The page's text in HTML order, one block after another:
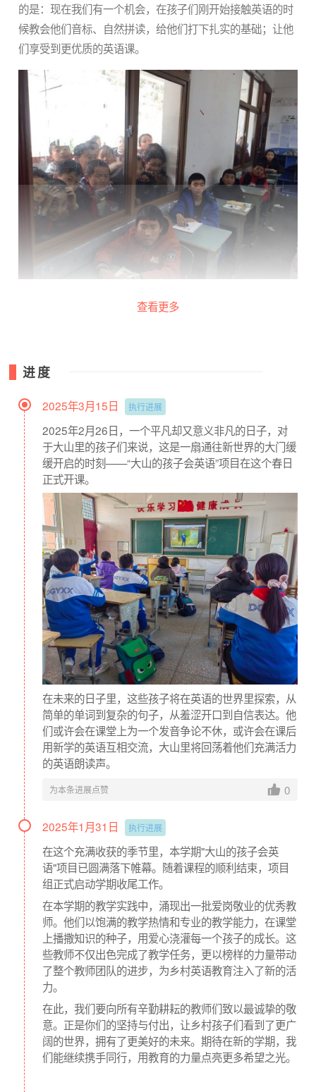
的是：现在我们有一个机会，在孩子们刚开始接触英语的时
候教会他们音标、自然拼读，给他们打下扎实的基础；让他
们享受到更优质的英语课。
（2020年项目组走访四川九寨沟项目学校时拍摄，
了隔壁班同学“蹭课”。知识和好奇心是每个孩子成长的动
力，为什么不出一份力，给他们一个机会呢？
聆听学生们的心声
每年期末学生们都会用自己学到的创意，学到的单词给自己
的“北京老师”手工制作卡片。
每张卡片，每个祝福都代表了孩子们一份美好的愿望。
孩子们能用学到的知识勇敢地表达自己的想法，更加令人欣
喜。
用一只手作画，指尖上用英语写出家庭成员，把图片反转，
反而成为了一颗参天大树，表现家庭如同一颗树一样共同成
长。
（图片：2020年项目学校学生作品，项目校供稿）
虽然语法运用的不算规范，但用认真的笔记和用英语写作，
已经能够展现出孩子们一学期的收获和改变。
查看更多
进度
2025年3月15日 执行进展
2025年2月26日，一个平凡却又意义非凡的日子，对
于大山里的孩子们来说，这是一扇通往新世界的大门缓
缓开启的时刻——“大山的孩子会英语”项目在这个春日
正式开课。
在未来的日子里，这些孩子将在英语的世界里探索，从
简单的单词到复杂的句子，从羞涩开口到自信表达。他
们或许会在课堂上为一个发音争论不休，或许会在课后
用新学的英语互相交流，大山里将回荡着他们充满活力
的英语朗读声。
为本条进展点赞 0
2025年1月31日 执行进展
在这个充满收获的季节里，本学期"大山的孩子会英
语"项目已圆满落下帷幕。随着课程的顺利结束，项目
组正式启动学期收尾工作。
在本学期的教学实践中，涌现出一批爱岗敬业的优秀教
师。他们以饱满的教学热情和专业的教学能力，在课堂
上播撒知识的种子，用爱心浇灌每一个孩子的成长。这
些教师不仅出色完成了教学任务，更以榜样的力量带动
了整个教师团队的进步，为乡村英语教育注入了新的活
力。
在此，我们要向所有辛勤耕耘的教师们致以最诚挚的敬
意。正是你们的坚持与付出，让乡村孩子们看到了更广
阔的世界，拥有了更美好的未来。期待在新的学期，我
们能继续携手同行，用教育的力量点亮更多希望之光。